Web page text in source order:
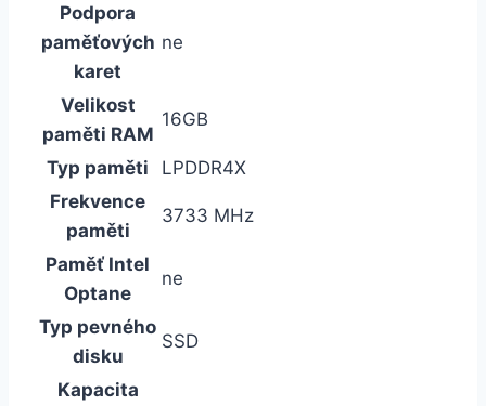
Podpora
paměťových
karet
ne
Velikost
paměti RAM
16GB
Typ paměti
LPDDR4X
Frekvence
paměti
3733 MHz
Paměť Intel
Optane
ne
Typ pevného
disku
SSD
Kapacita